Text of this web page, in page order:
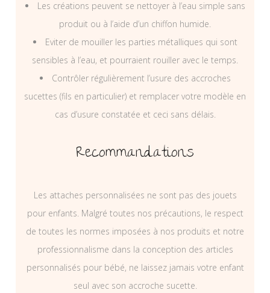
Les créations peuvent se nettoyer à l’eau simple sans
produit ou à l’aide d’un chiffon humide.
Eviter de mouiller les parties métalliques qui sont
sensibles à l’eau, et pourraient rouiller avec le temps.
Contrôler régulièrement l’usure des accroches
sucettes (fils en particulier) et remplacer votre modèle en
cas d’usure constatée et ceci sans délais.
Recommandations
Les attaches personnalisées ne sont pas des jouets
pour enfants. Malgré toutes nos précautions, le respect
de toutes les normes imposées à nos produits et notre
professionnalisme dans la conception des articles
personnalisés pour bébé, ne laissez jamais votre enfant
seul avec son accroche sucette.